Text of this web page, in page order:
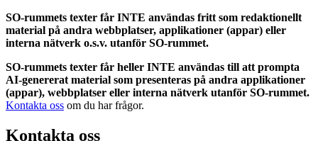
SO-rummets texter får INTE användas fritt som redaktionellt
material på andra webbplatser, applikationer (appar) eller
interna nätverk o.s.v. utanför SO-rummet.
SO-rummets texter får heller INTE användas till att prompta
AI-genererat material som presenteras på andra applikationer
(appar), webbplatser eller interna nätverk utanför SO-rummet.
Kontakta oss om du har frågor.
Kontakta oss